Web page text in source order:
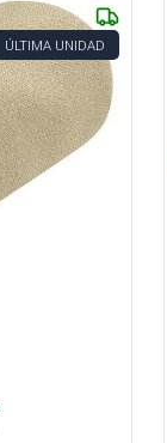
ÚLTIMA UNIDAD